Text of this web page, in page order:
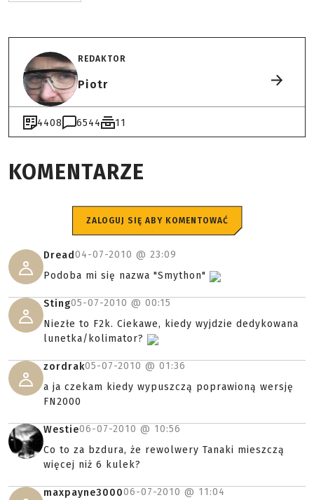
REDAKTOR
Piotr
4408 6544 11
KOMENTARZE
ZALOGUJ SIĘ ABY KOMENTOWAĆ
Dread04-07-2010 @ 23:09
Podoba mi się nazwa "Smython"
Sting05-07-2010 @ 00:15
Niezłe to F2k. Ciekawe, kiedy wyjdzie dedykowana
lunetka/kolimator?
zordrak05-07-2010 @ 01:36
a ja czekam kiedy wypuszczą poprawioną wersję
FN2000
Westie06-07-2010 @ 10:56
Co to za bzdura, że rewolwery Tanaki mieszczą
więcej niż 6 kulek?
maxpayne300006-07-2010 @ 11:04